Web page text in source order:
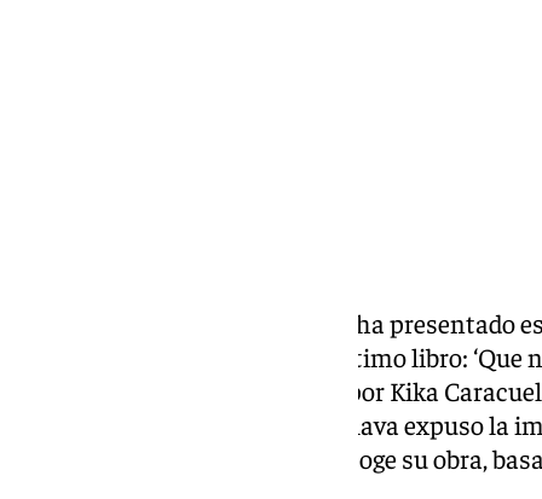
La psicóloga María Jesús Álava ha presentado
será, según ha anunciado, su último libro:
Durante el evento, presentado por Kika
asesoría jurídica en Marbella, Álava expuso la
través de los contenidos que recoge su obra,